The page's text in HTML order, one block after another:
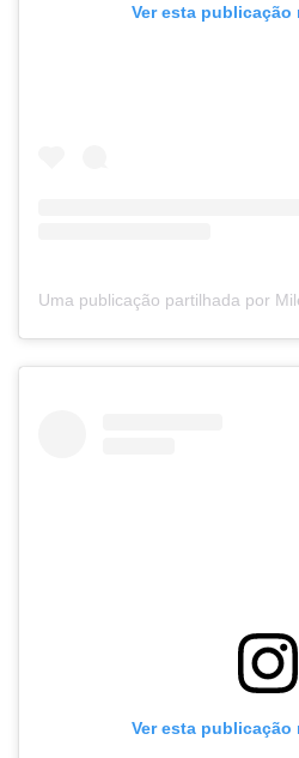
Ver esta publicação
Ver esta publicação